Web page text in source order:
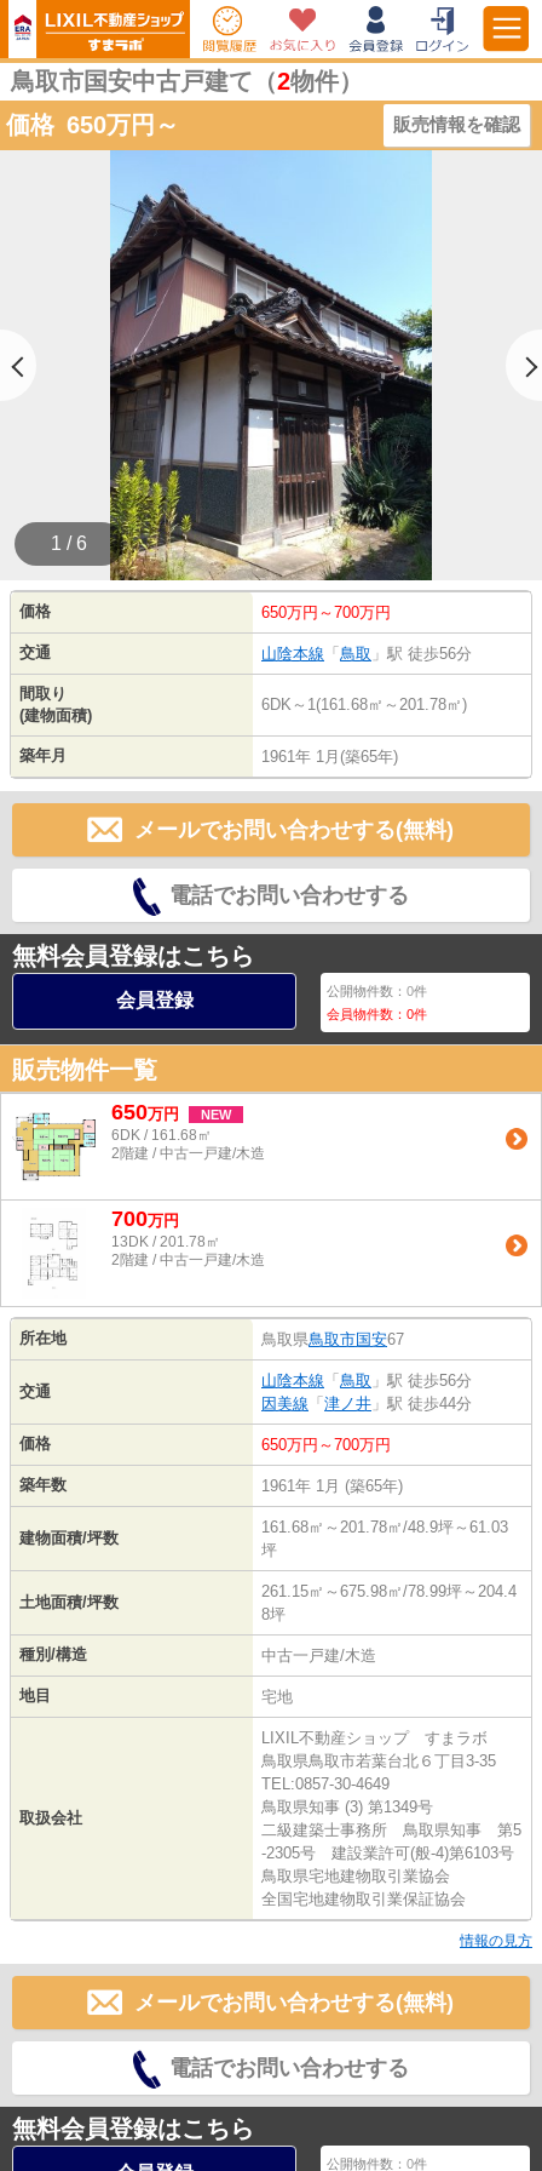
鳥取市国安中古戸建て（2物件）
価格 650万円～ 販売情報を確認
1 / 6
価格 650万円～700万円
交通 山陰本線 「 鳥取 」駅 徒歩56分
間取り
(建物面積)
6DK～1(161.68㎡～201.78㎡)
築年月 1961年 1月(築65年)
メールでお問い合わせする(無料)
電話でお問い合わせする
無料会員登録はこちら
会員登録 公開物件数：0件
会員物件数：0件
販売物件一覧
650万円 NEW
6DK / 161.68㎡
2階建 / 中古一戸建/木造
700万円
13DK / 201.78㎡
2階建 / 中古一戸建/木造
所在地 鳥取県鳥取市国安67
交通
山陰本線 「 鳥取 」駅 徒歩56分
因美線 「 津ノ井 」駅 徒歩44分
価格 650万円～700万円
築年数 1961年 1月 (築65年)
建物面積/坪数
161.68㎡～201.78㎡/48.9坪～61.03
坪
土地面積/坪数
261.15㎡～675.98㎡/78.99坪～204.4
8坪
種別/構造 中古一戸建/木造
地目 宅地
取扱会社
LIXIL不動産ショップ すまラボ
鳥取県鳥取市若葉台北６丁目3-35
TEL:0857-30-4649
鳥取県知事 (3) 第1349号
二級建築士事務所 鳥取県知事 第5
-2305号 建設業許可(般-4)第6103号
鳥取県宅地建物取引業協会
全国宅地建物取引業保証協会
情報の見方
メールでお問い合わせする(無料)
電話でお問い合わせする
無料会員登録はこちら
公開物件数：0件